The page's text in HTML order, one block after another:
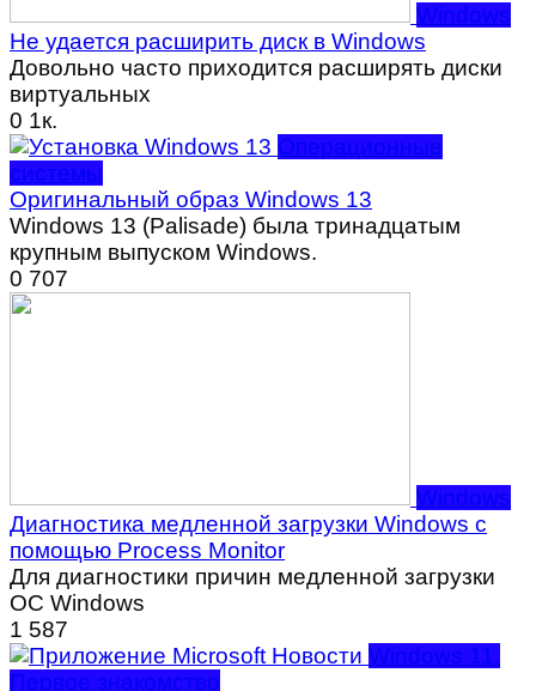
Windows
Не удается расширить диск в Windows
Довольно часто приходится расширять диски
виртуальных
0 1к.
Операционные
системы
Оригинальный образ Windows 13
Windows 13 (Palisade) была тринадцатым
крупным выпуском Windows.
0 707
Windows
Диагностика медленной загрузки Windows с
помощью Process Monitor
Для диагностики причин медленной загрузки
ОС Windows
1 587
Windows 11.
Первое знакомство